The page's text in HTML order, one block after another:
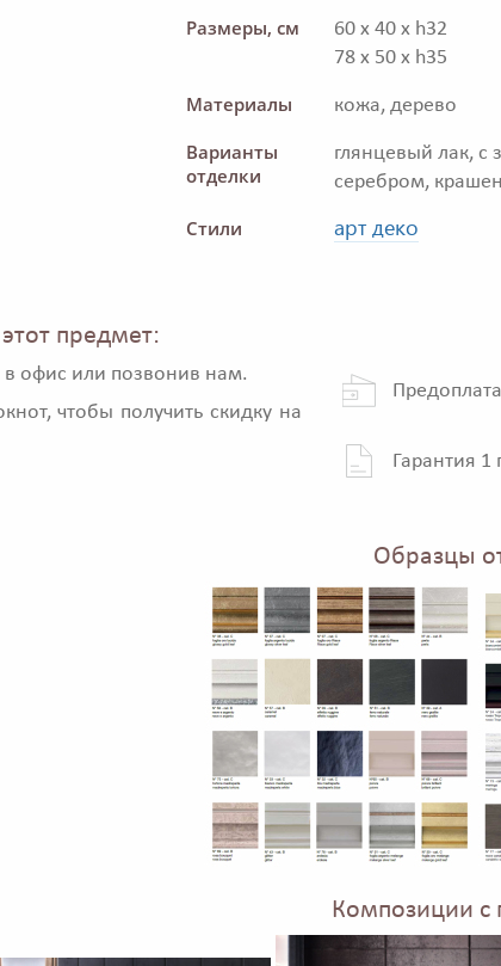
Размеры, см
60 x 40 x h32
78 x 50 x h35
Материалы кожа, дерево
Варианты
отделки
глянцевый лак, с
серебром,
Стили арт деко
предмет:
в офис или позвонив нам.
чтобы получить скидку на
Гарантия 1
Образцы
Композиции с